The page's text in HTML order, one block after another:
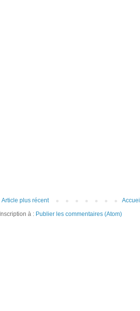
Article plus récent
Accueil
Inscription à : Publier les commentaires (Atom)